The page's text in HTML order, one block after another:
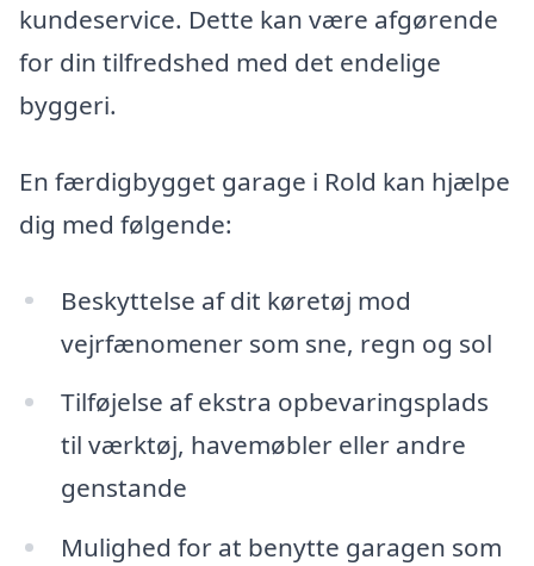
kundeservice. Dette kan være afgørende
for din tilfredshed med det endelige
byggeri.
En færdigbygget garage i Rold kan hjælpe
dig med følgende:
Beskyttelse af dit køretøj mod
vejrfænomener som sne, regn og sol
Tilføjelse af ekstra opbevaringsplads
til værktøj, havemøbler eller andre
genstande
Mulighed for at benytte garagen som